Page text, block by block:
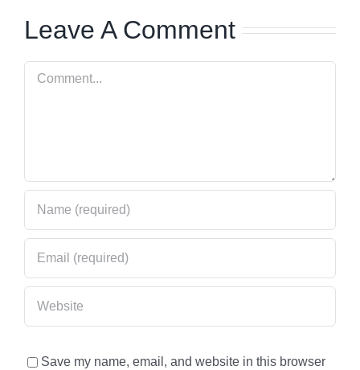
Leave A Comment
Comment
Save my name, email, and website in this browser